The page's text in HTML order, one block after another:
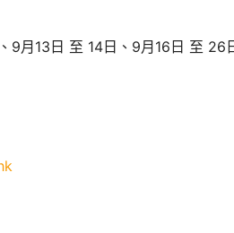
9月13日 至 14日、9月16日 至 26